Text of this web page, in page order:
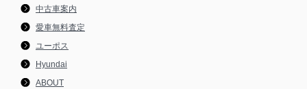
中古車案内
愛車無料査定
ユーポス
Hyundai
ABOUT